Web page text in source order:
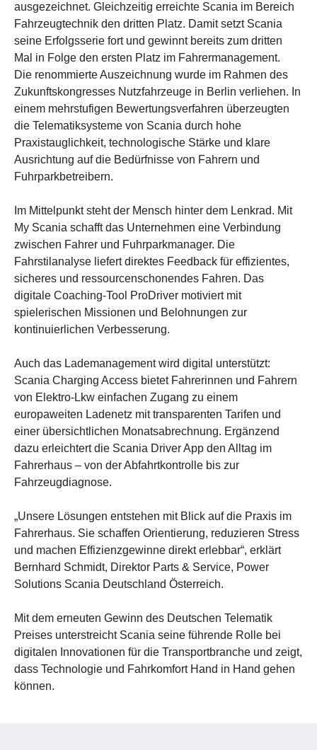
ausgezeichnet. Gleichzeitig erreichte Scania im Bereich
Fahrzeugtechnik den dritten Platz. Damit setzt Scania
seine Erfolgsserie fort und gewinnt bereits zum dritten
Mal in Folge den ersten Platz im Fahrermanagement.
Die renommierte Auszeichnung wurde im Rahmen des
Zukunftskongresses Nutzfahrzeuge in Berlin verliehen. In
einem mehrstufigen Bewertungsverfahren überzeugten
die Telematiksysteme von Scania durch hohe
Praxistauglichkeit, technologische Stärke und klare
Ausrichtung auf die Bedürfnisse von Fahrern und
Fuhrparkbetreibern.
Im Mittelpunkt steht der Mensch hinter dem Lenkrad. Mit
My Scania schafft das Unternehmen eine Verbindung
zwischen Fahrer und Fuhrparkmanager. Die
Fahrstilanalyse liefert direktes Feedback für effizientes,
sicheres und ressourcenschonendes Fahren. Das
digitale Coaching-Tool ProDriver motiviert mit
spielerischen Missionen und Belohnungen zur
kontinuierlichen Verbesserung.
Auch das Lademanagement wird digital unterstützt:
Scania Charging Access bietet Fahrerinnen und Fahrern
von Elektro-Lkw einfachen Zugang zu einem
europaweiten Ladenetz mit transparenten Tarifen und
einer übersichtlichen Monatsabrechnung. Ergänzend
dazu erleichtert die Scania Driver App den Alltag im
Fahrerhaus – von der Abfahrtkontrolle bis zur
Fahrzeugdiagnose.
„Unsere Lösungen entstehen mit Blick auf die Praxis im
Fahrerhaus. Sie schaffen Orientierung, reduzieren Stress
und machen Effizienzgewinne direkt erlebbar“, erklärt
Bernhard Schmidt, Direktor Parts & Service, Power
Solutions Scania Deutschland Österreich.
Mit dem erneuten Gewinn des Deutschen Telematik
Preises unterstreicht Scania seine führende Rolle bei
digitalen Innovationen für die Transportbranche und zeigt,
dass Technologie und Fahrkomfort Hand in Hand gehen
können.